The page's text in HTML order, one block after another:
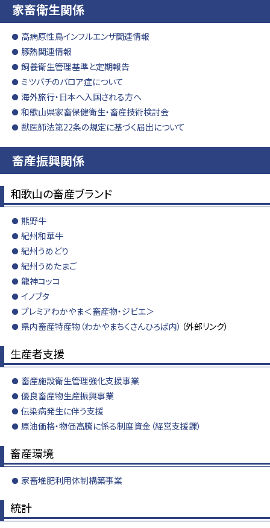
家畜衛生関係
高病原性鳥インフルエンザ関連情報
豚熱関連情報
飼養衛生管理基準と定期報告
ミツバチのバロア症について
海外旅行・日本へ入国される方へ
和歌山県家畜保健衛生・畜産技術検討会
獣医師法第22条の規定に基づく届出について
畜産振興関係
和歌山の畜産ブランド
熊野牛
紀州和華牛
紀州うめどり
紀州うめたまご
龍神コッコ
イノブタ
プレミアわかやま＜畜産物・ジビエ＞
県内畜産特産物（わかやまちくさんひろば内） （外部リンク）
生産者支援
畜産施設衛生管理強化支援事業
優良畜産物生産振興事業
伝染病発生に伴う支援
原油価格・物価高騰に係る制度資金（経営支援課）
畜産環境
家畜堆肥利用体制構築事業
統計